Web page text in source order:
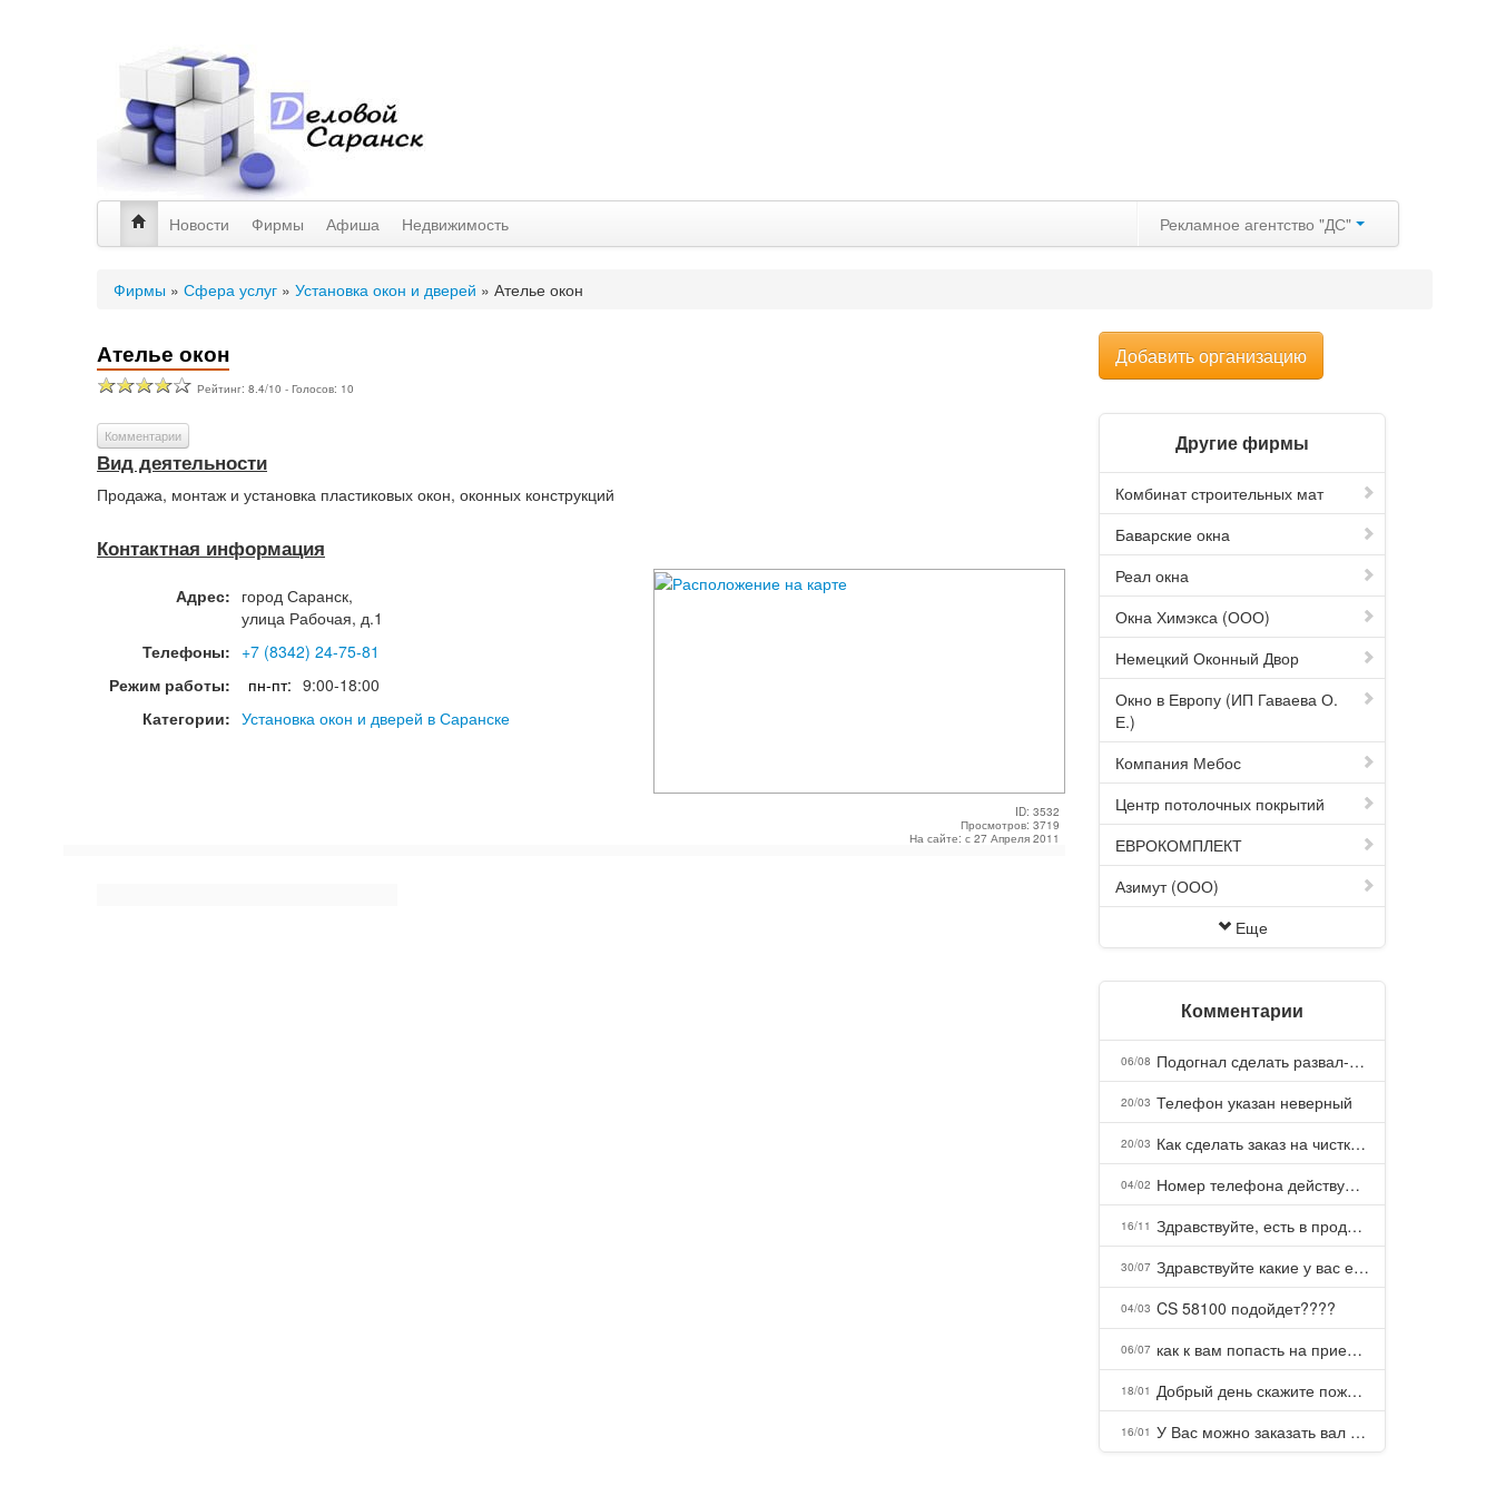
Новости Фирмы Афиша Недвижимость Рекламное агентство "ДС"
Фирмы » Сфера услуг » Установка окон и дверей » Ателье окон
Ателье окон
Рейтинг: 8.4/10 - Голосов: 10
Комментарии
Вид деятельности
Продажа, монтаж и установка пластиковых окон, оконных конструкций
Контактная информация
Адрес: город Саранск,
улица Рабочая, д.1
Телефоны: +7 (8342) 24-75-81
Режим работы:
пн-пт: 9:00-18:00
Категории: Установка окон и дверей в Саранске
ID: 3532
Просмотров: 3719
На сайте: с 27 Апреля 2011
Добавить организацию
Другие фирмы
Комбинат строительных мат
Баварские окна
Реал окна
Окна Химэкса (ООО)
Немецкий Оконный Двор
Окно в Европу (ИП Гаваева О.
Е.)
Компания Мебос
Центр потолочных покрытий
ЕВРОКОМПЛЕКТ
Азимут (ООО)
Еще
Комментарии
06/08 Подогнал сделать развал-схождение, сделали- машина уходит на право и колеса проверил все хорошо с атмосферами ужас как можно делать авто, не ужели не берегут свою репутацию, не советую.
20/03 Телефон указан неверный
20/03 Как сделать заказ на чистку пуховых подушек?
04/02 Номер телефона действующий можно узнать почему номер неправельный
16/11 Здравствуйте, есть в продаже? Есть доставка до Казани?
30/07 Здравствуйте какие у вас есть курсы и какая цена, ?
04/03 CS 58100 подойдет????
06/07 как к вам попасть на прием? Или дозвониться, трубку не берете.
18/01 Добрый день скажите пожалуйста как можно с вами связаться . Телефон не отвечает .Заказала кухню в тц Хороший есть претензии а менеджер контактов не дает .Что делать?
16/01 У Вас можно заказать вал шлицевой от косилки заря для мтз, который соединяет мотоблок с косилкой.?